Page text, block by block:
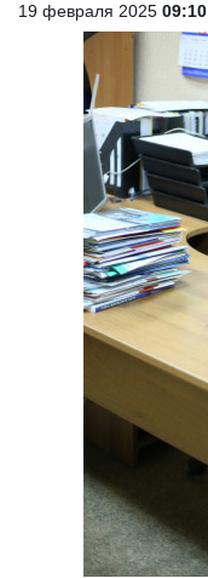
19 февраля 2025 09:10